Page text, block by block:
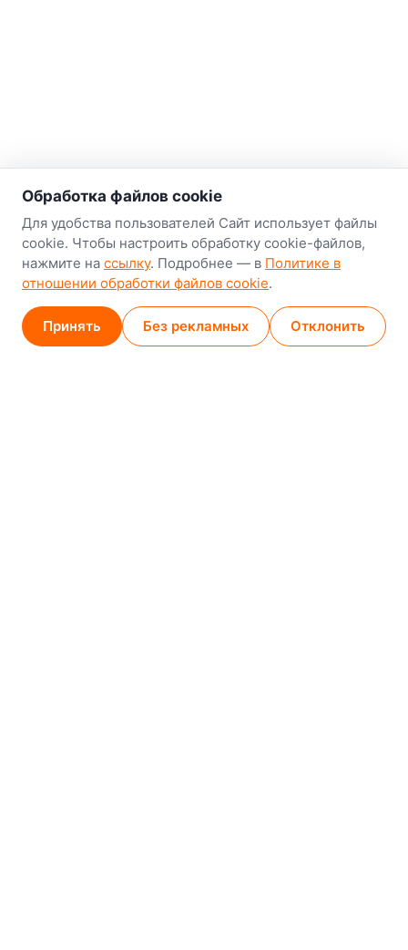
о нас
Наш склад-магазин:
Минск
8-й Путепроводный переулок, 5
GPS 53.924752, 27.489820
Карта проезда
Обработка файлов cookie
Для удобства пользователей Сайт использует файлы
cookie. Чтобы настроить обработку cookie-файлов,
нажмите на ссылку. Подробнее — в Политике в
отношении обработки файлов cookie.
Принять Без рекламных Отклонить